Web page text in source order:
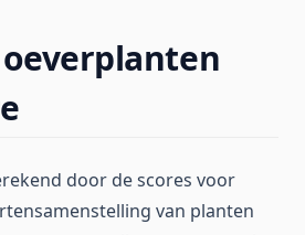
door de scores voor
van planten